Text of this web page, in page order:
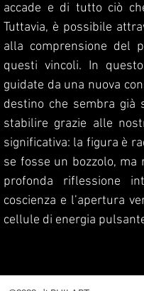
accade e di tutto ciò
Tuttavia, è possibile
alla comprensione del
questi vincoli. In
guidate da una nuova
destino che sembra già
stabilire grazie alle
significativa: la figura è
se fosse un bozzolo,
profonda riflessione
coscienza e l’apertura
cellule di energia